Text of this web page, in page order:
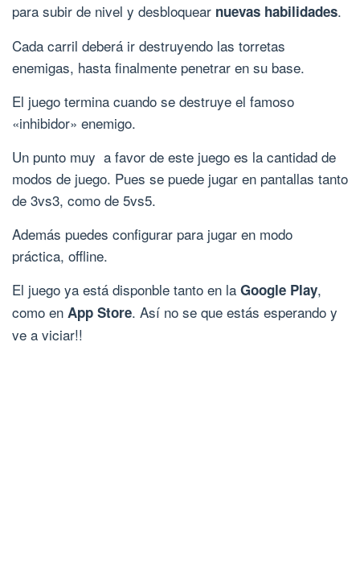
para subir de nivel y desbloquear nuevas habilidades.
Cada carril deberá ir destruyendo las torretas
enemigas, hasta finalmente penetrar en su base.
El juego termina cuando se destruye el famoso
«inhibidor» enemigo.
Un punto muy a favor de este juego es la cantidad de
modos de juego. Pues se puede jugar en pantallas tanto
de 3vs3, como de 5vs5.
Además puedes configurar para jugar en modo
práctica, offline.
El juego ya está disponble tanto en la Google Play,
como en App Store. Así no se que estás esperando y
ve a viciar!!